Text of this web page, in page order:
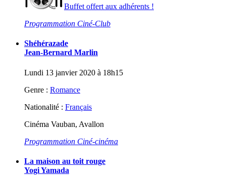
Buffet offert aux adhérents !
Programmation Ciné-Club
Shéhérazade
Jean-Bernard Marlin
Lundi 13 janvier 2020 à 18h15
Genre : Romance
Nationalité : Français
Cinéma Vauban, Avallon
Programmation Ciné-cinéma
La maison au toit rouge
Yogi Yamada